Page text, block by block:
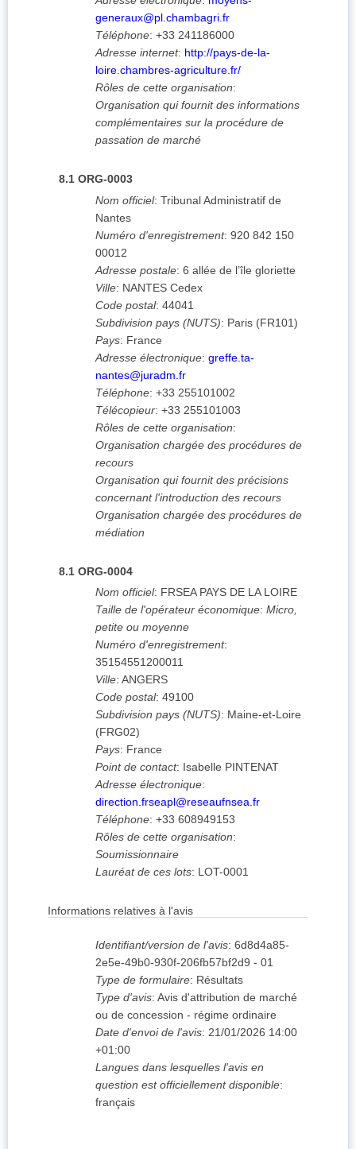
generaux@pl.chambagri.fr
Téléphone: +33 241186000
Adresse internet: http://pays-de-la-
loire.chambres-agriculture.fr/
Rôles de cette organisation:
Organisation qui fournit des informations
complémentaires sur la procédure de
passation de marché
8.1 ORG-0003
Nom officiel: Tribunal Administratif de
Nantes
Numéro d'enregistrement: 920 842 150
00012
Adresse postale: 6 allée de l’île gloriette
Ville: NANTES Cedex
Code postal: 44041
Subdivision pays (NUTS): Paris (FR101)
Pays: France
Adresse électronique: greffe.ta-
nantes@juradm.fr
Téléphone: +33 255101002
Télécopieur: +33 255101003
Rôles de cette organisation:
Organisation chargée des procédures de
recours
Organisation qui fournit des précisions
concernant l'introduction des recours
Organisation chargée des procédures de
médiation
8.1 ORG-0004
Nom officiel: FRSEA PAYS DE LA LOIRE
Taille de l'opérateur économique: Micro,
petite ou moyenne
Numéro d'enregistrement:
35154551200011
Ville: ANGERS
Code postal: 49100
Subdivision pays (NUTS): Maine-et-Loire
(FRG02)
Pays: France
Point de contact: Isabelle PINTENAT
Adresse électronique:
direction.frseapl@reseaufnsea.fr
Téléphone: +33 608949153
Rôles de cette organisation:
Soumissionnaire
Lauréat de ces lots: LOT-0001
Informations relatives à l'avis
Identifiant/version de l'avis: 6d8d4a85-
2e5e-49b0-930f-206fb57bf2d9 - 01
Type de formulaire: Résultats
Type d'avis: Avis d'attribution de marché
ou de concession - régime ordinaire
Date d'envoi de l'avis: 21/01/2026 14:00
+01:00
Langues dans lesquelles l'avis en
question est officiellement disponible:
français